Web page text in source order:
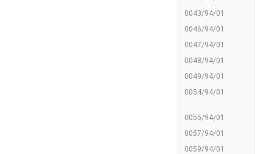
0043/94/01
0046/94/01
0047/94/01
0048/94/01
0049/94/01
0054/94/01
0055/94/01
0057/94/01
0059/94/01